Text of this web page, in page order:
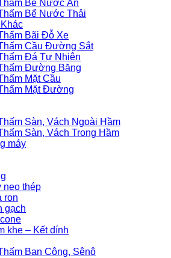
Bể Nước Ăn
Bể Nước Thải
Bãi Đỗ Xe
Cầu Đường Sắt
Đá Tự Nhiên
Đường Băng
Mặt Cầu
Mặt Đường
Sàn, Vách Ngoài Hầm
Sàn, Vách Trong Hầm
máy
neo thép
ron
gạch
khe – Kết dính
Ban Công, Sênô